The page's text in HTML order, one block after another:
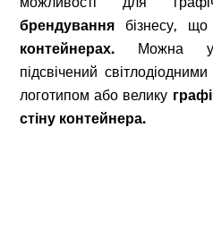
брендування бізнесу, що
контейнерах. Можна
підсвічений
логотипом або велику
стіну контейнера.